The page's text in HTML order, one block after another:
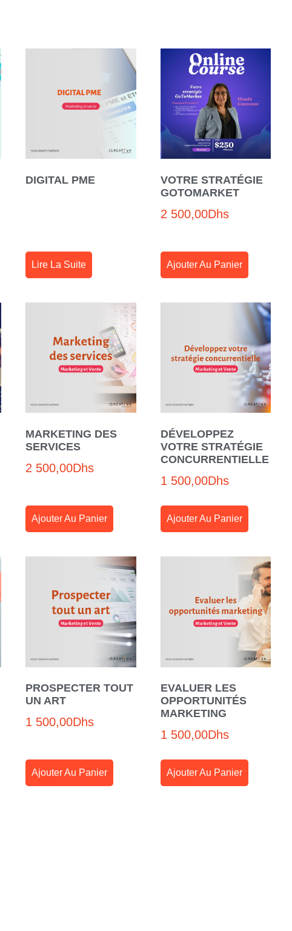
DIGITAL PME
Lire La Suite
VOTRE STRATÉGIE
GOTOMARKET
2 500,00Dhs
Ajouter Au Panier
MARKETING DES
SERVICES
2 500,00Dhs
Ajouter Au Panier
DÉVELOPPEZ
VOTRE STRATÉGIE
CONCURRENTIELLE
1 500,00Dhs
Ajouter Au Panier
PROSPECTER TOUT
UN ART
1 500,00Dhs
Ajouter Au Panier
EVALUER LES
OPPORTUNITÉS
MARKETING
1 500,00Dhs
Ajouter Au Panier